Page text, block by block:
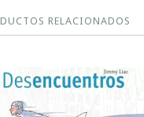
RELACIONADOS